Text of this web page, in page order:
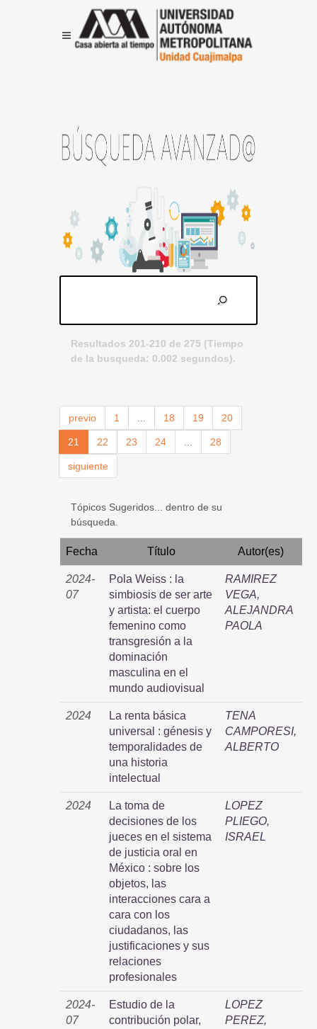
Resultados 201-210 de 275 (Tiempo
de la busqueda: 0.002 segundos).
previo 1 18 19 20
21 22 23 24 28
siguiente
Tópicos Sugeridos... dentro de su
búsqueda.
Fecha Título Autor(es)
2024-
07
Pola Weiss : la
simbiosis de ser arte
y artista: el cuerpo
femenino como
transgresión a la
dominación
masculina en el
mundo audiovisual
RAMIREZ
VEGA,
ALEJANDRA
PAOLA
2024
La renta básica
universal : génesis y
temporalidades de
una historia
intelectual
TENA
CAMPORESI,
ALBERTO
2024
La toma de
decisiones de los
jueces en el sistema
de justicia oral en
México : sobre los
objetos, las
interacciones cara a
cara con los
ciudadanos, las
justificaciones y sus
relaciones
profesionales
LOPEZ
PLIEGO,
ISRAEL
2024-
07
Estudio de la
contribución polar,
LOPEZ
PEREZ,